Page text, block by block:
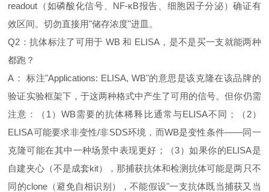
readout（如磷酸化信号、NF‑κB报告、细胞因子分泌）确证有
效区间。切勿直接用"储存浓度"进皿。
Q2：抗体标注了可用于 WB 和 ELISA，是不是买一支就能两种
都跑？
A： 标注"Applications: ELISA, WB"的意思是该克隆在该品牌的
验证实验框架下，于这两种格式中产生了可用的信号。但你仍需
注意：（1）WB需要的抗体稀释比通常与ELISA不同；（2）
ELISA可能要求非变性/非SDS环境，而WB是变性条件——同一
克隆可能在其中一种场景中表现更好；（3）如果你的ELISA是
自建夹心（不是成套kit），那捕获抗体和检测抗体可能是两只不
同的clone（避免自相识别），不能假设"一支抗体既当捕获又当